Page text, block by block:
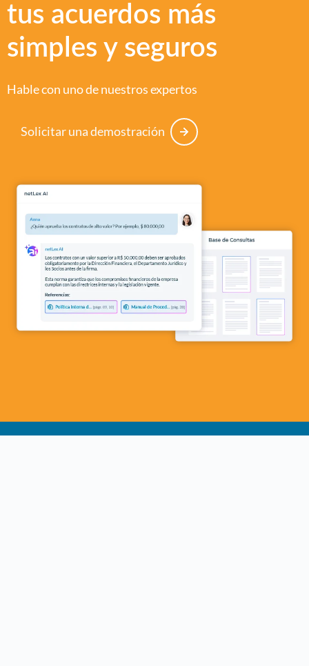
tus acuerdos más
simples y seguros
Hable con uno de nuestros expertos
Solicitar una demostración